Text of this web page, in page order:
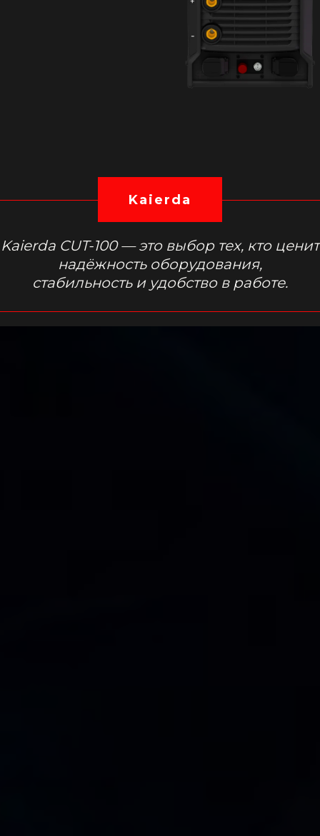
Kaierda
Kaierda CUT-100 — это выбор тех, кто ценит
надёжность оборудования,
стабильность и удобство в работе.